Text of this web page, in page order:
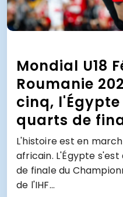
Mondial U18
Roumanie
cinq,
quarts de
L'histoire est en
africain. L'Égypte
de finale du
de l'IHF...